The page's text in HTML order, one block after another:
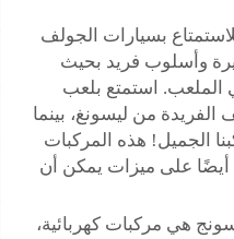
بسيارات الجولف
وأسلوب فريد بحيث
الملعب. استمتع بلعب
من ليسونغ، بينما
الجميل! هذه المركبات
على ميزات يمكن أن
هي مركبات كهربائية،